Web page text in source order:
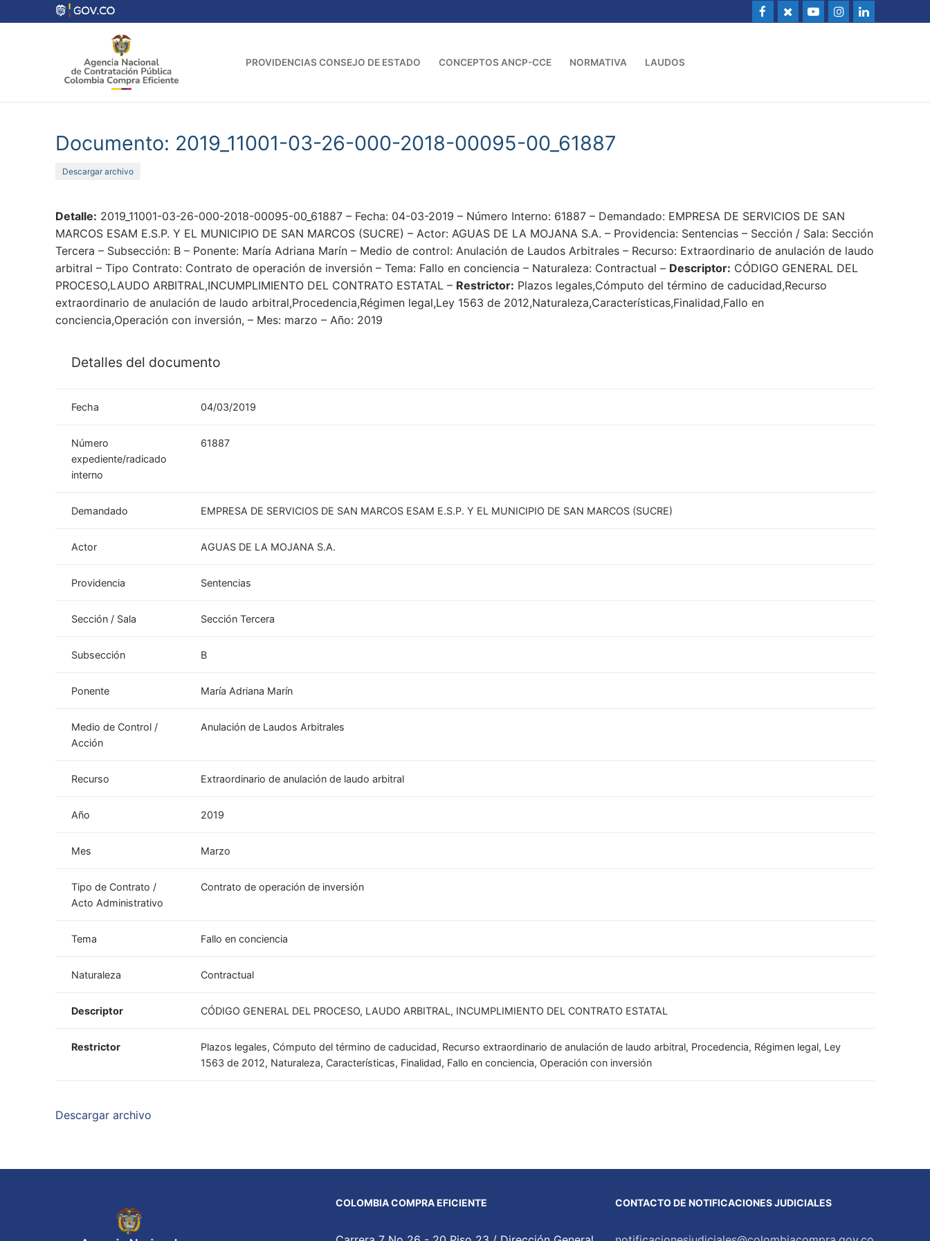
al
PROVIDENCIAS CONSEJO DE ESTADO CONCEPTOS ANCP-CCE NORMATIVA LAUDOS
Documento: 2019_11001-03-26-000-2018-00095-00_61887
Descargar archivo
Detalle: 2019_11001-03-26-000-2018-00095-00_61887 – Fecha: 04-03-2019 – Número Interno: 61887 – Demandado: EMPRESA DE SERVICIOS DE SAN
MARCOS ESAM E.S.P. Y EL MUNICIPIO DE SAN MARCOS (SUCRE) – Actor: AGUAS DE LA MOJANA S.A. – Providencia: Sentencias – Sección / Sala: Sección
Tercera – Subsección: B – Ponente: María Adriana Marín – Medio de control: Anulación de Laudos Arbitrales – Recurso: Extraordinario de anulación de laudo
arbitral – Tipo Contrato: Contrato de operación de inversión – Tema: Fallo en conciencia – Naturaleza: Contractual – Descriptor: CÓDIGO GENERAL DEL
PROCESO,LAUDO ARBITRAL,INCUMPLIMIENTO DEL CONTRATO ESTATAL – Restrictor: Plazos legales,Cómputo del término de caducidad,Recurso
extraordinario de anulación de laudo arbitral,Procedencia,Régimen legal,Ley 1563 de 2012,Naturaleza,Características,Finalidad,Fallo en
conciencia,Operación con inversión, – Mes: marzo – Año: 2019
Detalles del documento
Fecha 04/03/2019
Número
expediente/radicado
interno
61887
Demandado EMPRESA DE SERVICIOS DE SAN MARCOS ESAM E.S.P. Y EL MUNICIPIO DE SAN MARCOS (SUCRE)
Actor AGUAS DE LA MOJANA S.A.
Providencia Sentencias
Sección / Sala Sección Tercera
Subsección B
Ponente María Adriana Marín
Medio de Control /
Acción
Anulación de Laudos Arbitrales
Recurso Extraordinario de anulación de laudo arbitral
Año 2019
Mes Marzo
Tipo de Contrato /
Acto Administrativo
Contrato de operación de inversión
Tema Fallo en conciencia
Naturaleza Contractual
Descriptor CÓDIGO GENERAL DEL PROCESO, LAUDO ARBITRAL, INCUMPLIMIENTO DEL CONTRATO ESTATAL
Restrictor
Plazos legales, Cómputo del término de caducidad, Recurso extraordinario de anulación de laudo arbitral, Procedencia, Régimen legal, Ley
1563 de 2012, Naturaleza, Características, Finalidad, Fallo en conciencia, Operación con inversión
Descargar archivo
COLOMBIA COMPRA EFICIENTE CONTACTO DE NOTIFICACIONES JUDICIALES